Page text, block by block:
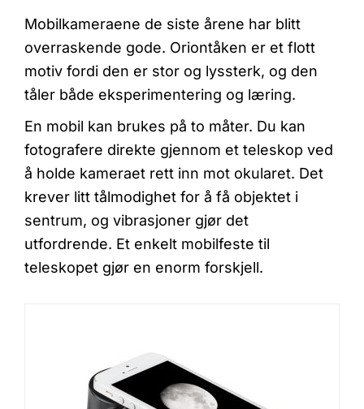
Mobilkameraene de siste årene har blitt
overraskende gode. Oriontåken er et flott
motiv fordi den er stor og lyssterk, og den
tåler både eksperimentering og læring.
En mobil kan brukes på to måter. Du kan
fotografere direkte gjennom et teleskop ved
å holde kameraet rett inn mot okularet. Det
krever litt tålmodighet for å få objektet i
sentrum, og vibrasjoner gjør det
utfordrende. Et enkelt mobilfeste til
teleskopet gjør en enorm forskjell.